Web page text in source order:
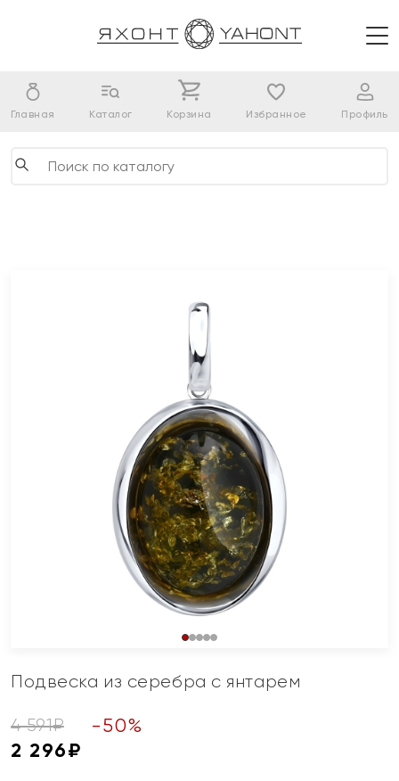
Главная Каталог Корзина Избранное Профиль
Подвеска из серебра с янтарем
4 591₽ -50%
2 296₽